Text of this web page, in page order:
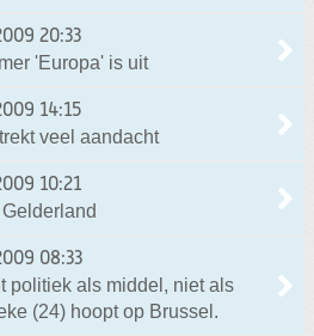
20:33
'Europa' is uit
14:15
veel aandacht
10:21
08:33
politiek als middel, niet als
(24) hoopt op Brussel.